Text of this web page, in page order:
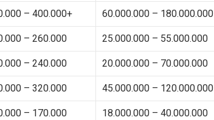
– 400.000+ 60.000.000 – 180.000.000
– 260.000 25.000.000 – 55.000.000
– 240.000 20.000.000 – 70.000.000
– 320.000 45.000.000 – 120.000.000
– 170.000 18.000.000 – 40.000.000